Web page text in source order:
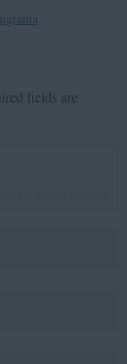
fields are